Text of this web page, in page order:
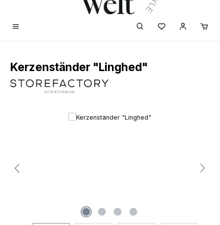
Du hast 0
Kerzenständer "Linghed"
Bildergalerie überspringen